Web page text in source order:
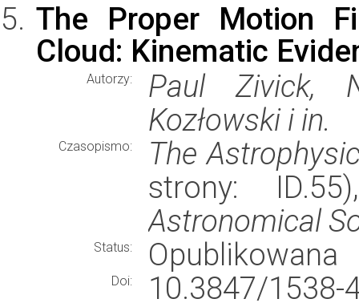
The Proper Motion
Cloud: Kinematic
Autorzy:
Paul Zivick,
Kozłowski i in.
Czasopismo:
The
strony:
Astronomical
Status: Opublikowana
Doi:
10.3847/